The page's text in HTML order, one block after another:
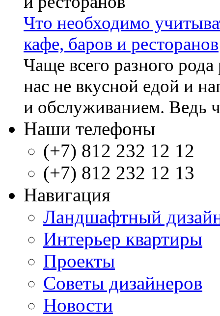
Что необходимо
кафе, баров и ресторанов
Чаще всего разного
нас не вкусной едой и
и обслуживанием. Ведь
Наши телефоны
(+7) 812 232 12 12
(+7) 812 232 12 13
Навигация
Ландшафтный
Интерьер квартиры
Проекты
Советы дизайнеров
Новости